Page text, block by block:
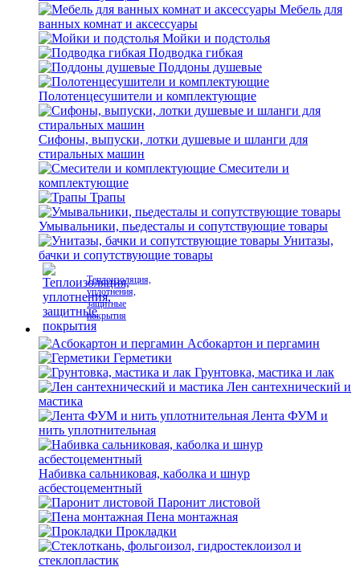
Мебель для
ванных комнат и аксессуары
Мойки и подстолья
Подводка гибкая
Поддоны душевые
Полотенцесушители и комплектующие
Сифоны, выпуски, лотки душевые и шланги для
стиральных машин
Смесители и
комплектующие
Трапы
Умывальники, пьедесталы и сопутствующие товары
Унитазы,
бачки и сопутствующие товары
Теплоизоляция,
уплотнения,
защитные
покрытия
Асбокартон и пергамин
Герметики
Грунтовка, мастика и лак
Лен сантехнический и
мастика
Лента ФУМ и
нить уплотнительная
Набивка сальниковая, каболка и шнур
асбестоцементный
Паронит листовой
Пена монтажная
Прокладки